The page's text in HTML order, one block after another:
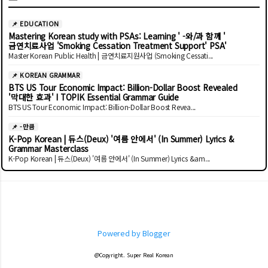
📌 EDUCATION
Mastering Korean study with PSAs: Learning ' -와/과 함께 '
금연치료사업 'Smoking Cessation Treatment Support' PSA'
Master Korean Public Health | 금연치료지원사업 (Smoking Cessati...
📌 KOREAN GRAMMAR
BTS US Tour Economic Impact: Billion-Dollar Boost Revealed
'막대한 효과' I TOPIK Essential Grammar Guide
BTS US Tour Economic Impact: Billion-Dollar Boost Revea...
📌 -만큼
K-Pop Korean | 듀스(Deux) '여름 안에서' (In Summer) Lyrics &
Grammar Masterclass
K-Pop Korean | 듀스(Deux) '여름 안에서' (In Summer) Lyrics &am...
Powered by Blogger
@Copyright. Super Real Korean